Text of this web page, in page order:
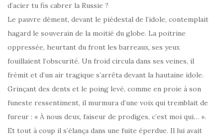
d’acier tu fis cabrer la Russie ?
Le pauvre dément, devant le piédestal de l’idole, contemplait
hagard le souverain de la moitié du globe. La poitrine
oppressée, heurtant du front les barreaux, ses yeux
fouillaient l’obscurité. Un froid circula dans ses veines, il
frémit et d’un air tragique s’arrêta devant la hautaine idole.
Grinçant des dents et le poing levé, comme en proie à son
funeste ressentiment, il murmura d’une voix qui tremblait de
fureur : « À nous deux, faiseur de prodiges, c’est moi qui… ».
Et tout à coup il s’élança dans une fuite éperdue. Il lui avait